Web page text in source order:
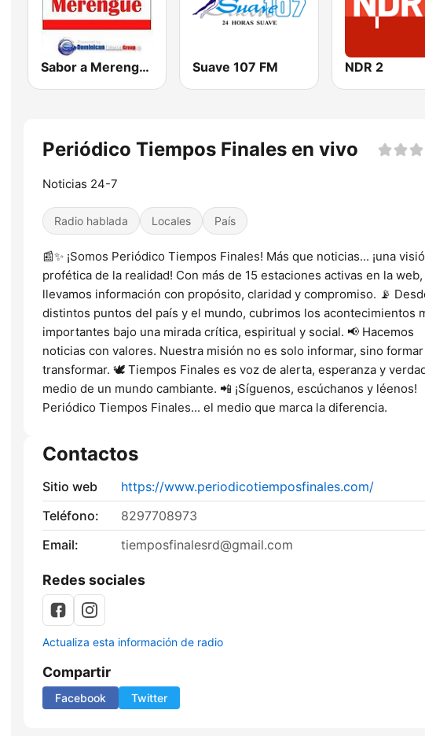
Sabor a Merengue Suave 107 FM NDR 2
Periódico Tiempos Finales en vivo
Noticias 24-7
Radio hablada Locales País
📰✨ ¡Somos Periódico Tiempos Finales! Más que noticias... ¡una
profética de la realidad! Con más de 15 estaciones activas en la web,
llevamos información con propósito, claridad y compromiso. 📡
distintos puntos del país y el mundo, cubrimos los acontecimientos
importantes bajo una mirada crítica, espiritual y social. 📢 Hacemos
noticias con valores. Nuestra misión no es solo informar, sino
transformar. 🕊️ Tiempos Finales es voz de alerta, esperanza y
medio de un mundo cambiante. 📲 ¡Síguenos, escúchanos y léenos!
Periódico Tiempos Finales... el medio que marca la diferencia.
Contactos
Sitio web
https://www.periodicotiemposfinales.com/
Teléfono:
8297708973
Email:
tiemposfinalesrd@gmail.com
Redes sociales
Actualiza esta información de radio
Compartir
Facebook Twitter